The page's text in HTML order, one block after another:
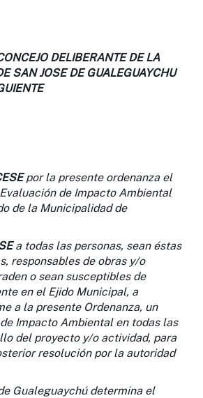
DELIBERANTE DE LA
SAN JOSE DE GUALEGUAYCHU
por la presente ordenanza el
de Impacto Ambiental
de la Municipalidad de
a todas las personas, sean éstas
responsables de obras y/o
o sean susceptibles de
en el Ejido Municipal, a
a la presente Ordenanza, un
Impacto Ambiental en todas las
del proyecto y/o actividad, para
resolución por la autoridad
Gualeguaychú determina el